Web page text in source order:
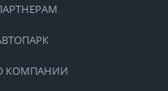
КОМПАНИИ